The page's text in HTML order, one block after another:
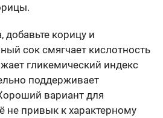
корицу и
сок смягчает кислотность
гликемический индекс
поддерживает
вариант для
не привык к характерному